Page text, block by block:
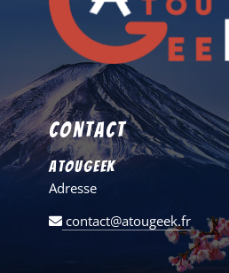
Contact
AtouGeek
Adresse
contact@atougeek.fr